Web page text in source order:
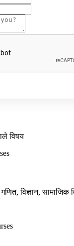
उत्सव का आमंत्रण
AND HIGHER
विषय
विज्ञान, सामाजिक